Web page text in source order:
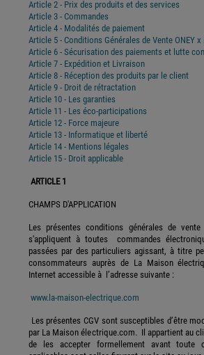
Article 2 - Prix des produits et des services
Article 3 - Commandes
Article 4 - Modalités de paiement
Article 5 - Conditions Générales de Vente ONEY x
Article 6 - Sécurisation des paiements et lutte
Article 7 - Expédition et Livraison
Article 8 - Réception des produits par le client
Article 9 - Droit de rétractation
Article 10 - Les garanties
Article 11 - Les éco-participations
Article 12 - Force majeure
Article 13 - Informatique et liberté
Article 14 - Mentions légales
Article 15 - Droit applicable
ARTICLE 1
CHAMPS D'APPLICATION
Les présentes conditions générales de
s'appliquent à toutes commandes
passées par des particuliers agissant, à titre
consommateurs auprès de La Maison
Internet accessible à l’adresse suivante :
www.la-maison-electrique.com
Les présentes CGV sont susceptibles d’être
par La Maison électrique.com. Il appartient au
de les accepter formellement avant toute